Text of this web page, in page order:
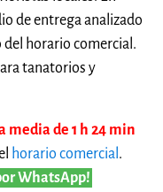
de entrega analizado
horario comercial.
tanatorios y
media de 1 h 24 min
horario comercial .
WhatsApp!